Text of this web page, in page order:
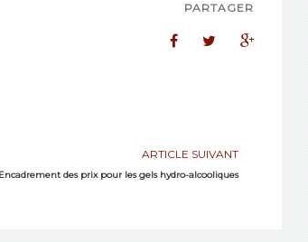
PARTAGER
ARTICLE SUIVANT
Encadrement des prix pour les gels hydro-alcooliques